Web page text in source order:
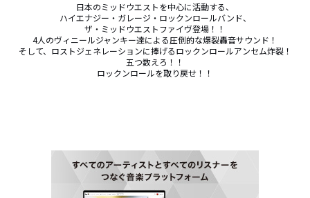
日本のミッドウエストを中心に活動する、
ハイエナジー・ガレージ・ロックンロールバンド、
ザ・ミッドウエストファイヴ登場！！
4人のヴィニールジャンキー達による圧倒的な爆裂轟音サウンド！
そして、ロストジェネレーションに捧げるロックンロールアンセム炸裂！
五つ数えろ！！
ロックンロールを取り戻せ！！